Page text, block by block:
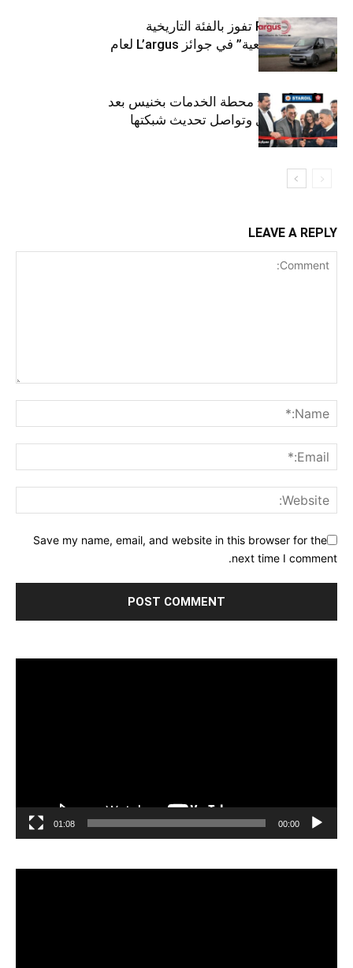
كيا PV5 Cargo تفوز بالفئة التاريخية
“للمركبات النفعية” في جوائز L’argus لعام
2026
ستارأويل تفتتح محطة الخدمات بخنيس بعد
تجديدهابالكامل وتواصل تحديث شبكتها
LEAVE A REPLY
Save my name, email, and website in this browser for the
next time I comment.
00:00
01:08